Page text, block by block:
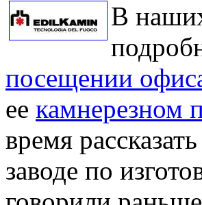
В
посещении
ее камнерезном
время
заводе по